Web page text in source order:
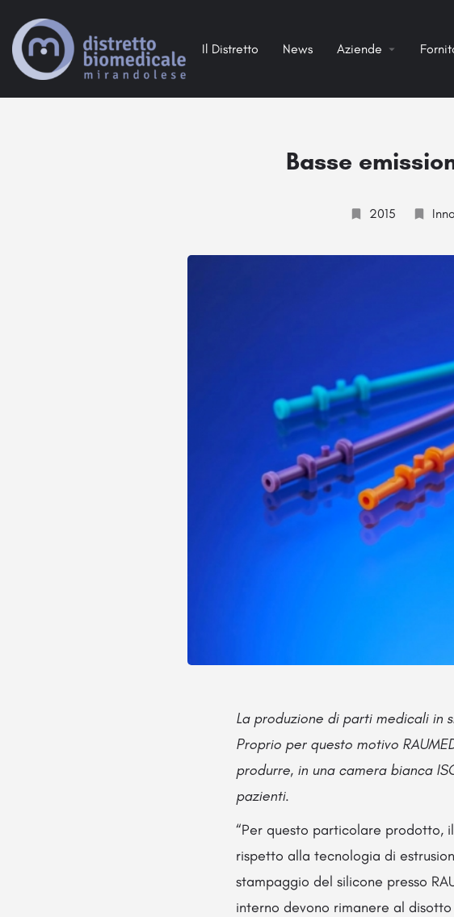
Il Distretto News Aziende
Basse
2015
La produzione di parti medicali in
Proprio per questo motivo
produrre, in una camera bianca
pazienti.
“Per questo particolare prodotto,
rispetto alla tecnologia di
stampaggio del silicone presso
interno devono rimanere al